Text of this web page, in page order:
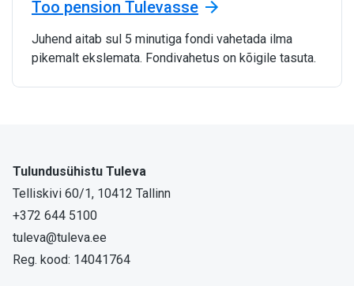
Too pension Tulevasse
Juhend aitab sul 5 minutiga fondi vahetada ilma
pikemalt ekslemata. Fondivahetus on kõigile tasuta.
Tulundusühistu Tuleva
Telliskivi 60/1, 10412 Tallinn
+372 644 5100
tuleva@tuleva.ee
Reg. kood: 14041764